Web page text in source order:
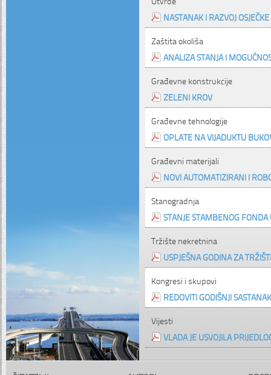
NASTANAK I RAZVOJ
Zaštita okoliša
ANALIZA STANJA I
Građevne konstrukcije
ZELENI KROV
Građevne tehnologije
OPLATE NA VIJADUKTU
Građevni materijali
NOVI AUTOMATIZIRANI I
Stanogradnja
STANJE STAMBENOG FONDA
Tržište nekretnina
USPJEŠNA GODINA ZA
Kongresi i skupovi
REDOVITI GODIŠNJI
Vijesti
VLADA JE USVOJILA